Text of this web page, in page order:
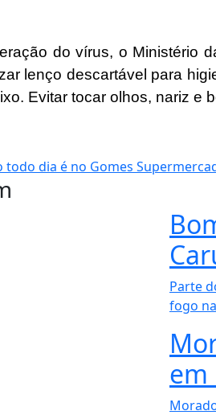
do vírus, o Ministério
lenço descartável para
Evitar tocar olhos, nariz e
todo dia é no Gomes
Parte
fogo
em